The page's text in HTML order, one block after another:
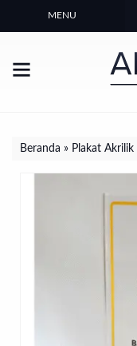
MENU
Beranda » Plakat Akrilik